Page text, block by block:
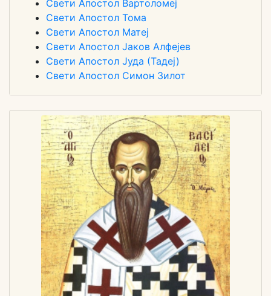
Свети Апостол Вартоломеј
Свети Апостол Тома
Свети Апостол Матеј
Свети Апостол Јаков Алфејев
Свети Апостол Јуда (Тадеј)
Свети Апостол Симон Зилот